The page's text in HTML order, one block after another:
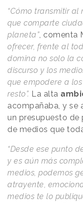
“Cómo transmitir
que comparte
planeta”, comenta
ofrecer, frente al
domina no solo la
discurso y los
que empodere a
resto”. La alta
acompañaba, y se
un presupuesto
de medios que
“Desde ese punto
y es aún más
medios, podemos
atrayente,
medios te lo